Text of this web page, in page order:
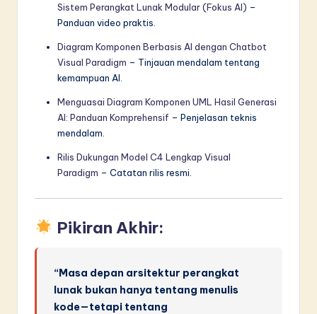
Sistem Perangkat Lunak Modular (Fokus AI) –
Panduan video praktis.
Diagram Komponen Berbasis AI dengan Chatbot
Visual Paradigm – Tinjauan mendalam tentang
kemampuan AI.
Menguasai Diagram Komponen UML Hasil Generasi
AI: Panduan Komprehensif – Penjelasan teknis
mendalam.
Rilis Dukungan Model C4 Lengkap Visual
Paradigm – Catatan rilis resmi.
Pikiran Akhir:
“Masa depan arsitektur perangkat
lunak bukan hanya tentang menulis
kode—tetapi tentang